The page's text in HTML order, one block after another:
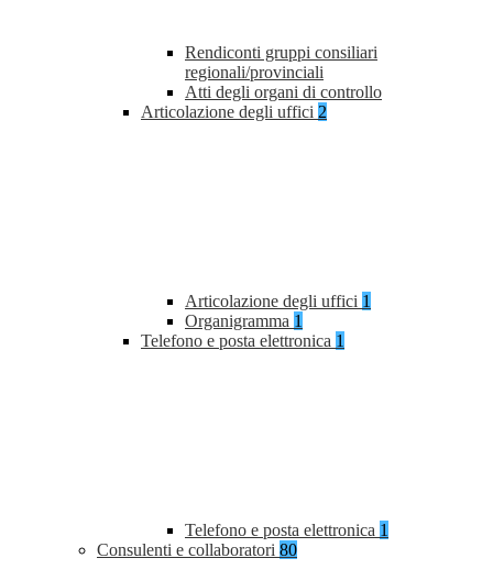
Rendiconti gruppi consiliari
regionali/provinciali
Atti degli organi di controllo
Articolazione degli uffici 2
Articolazione degli uffici 1
Organigramma 1
Telefono e posta elettronica 1
Telefono e posta elettronica 1
Consulenti e collaboratori 80